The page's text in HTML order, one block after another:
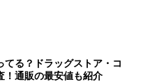
てる？ドラッグストア・コ
！通販の最安値も紹介